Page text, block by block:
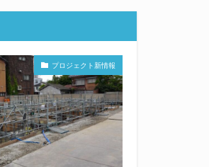
プロジェクト新情報